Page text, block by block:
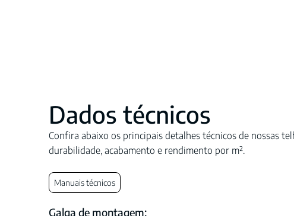
Dados técnicos
Confira abaixo os principais detalhes técnicos de nossas
durabilidade, acabamento e rendimento por m².
Manuais técnicos
Galga de montagem: